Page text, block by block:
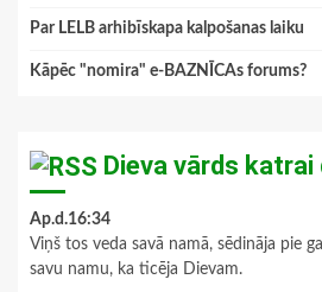
Par LELB arhibīskapa kalpošanas laiku
Kāpēc "nomira" e-BAZNĪCAs forums?
Dieva vārds katrai
Ap.d.16:34
Viņš tos veda savā namā, sēdināja pie
savu namu, ka ticēja Dievam.